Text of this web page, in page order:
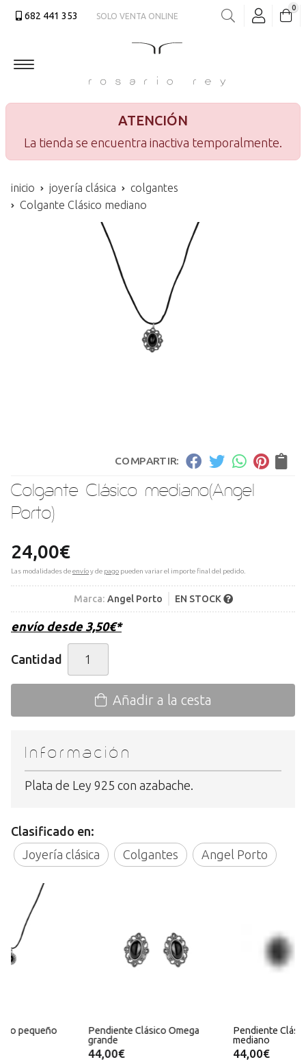
682 441 353
SOLO VENTA ONLINE
Buscar
0
ATENCIÓN
La tienda se encuentra inactiva temporalmente.
inicio joyería clásica
colgantes
Colgante Clásico mediano
COMPARTIR:
Colgante Clásico mediano(Angel
Porto)
24,00€
Las modalidades deenvíoy de pago pueden variar el importe final del pedido.
Marca: Angel Porto EN STOCK
envío desde 3,50€*
Cantidad
Añadir a la cesta
Información
Plata de Ley 925 con azabache.
Clasificado en:
Joyería clásica
Colgantes Angel Porto
Pendiente Clásico Omega
Pendiente Clásico Omega